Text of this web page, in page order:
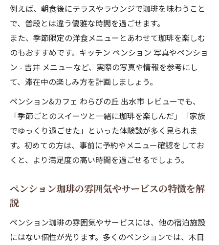
例えば、朝食後にテラスやラウンジで珈琲を味わうこと
で、普段とは違う優雅な時間を過ごせます。
また、季節限定の洋食メニューとあわせて珈琲を楽しむ
のもおすすめです。キッチン ペンション 写真やペンショ
ン - 吉井 メニューなど、実際の写真や情報を参考にし
て、滞在中の楽しみ方を計画しましょう。
ペンション&カフェ わらびの丘 出水市 レビューでも、
「季節ごとのスイーツと一緒に珈琲を楽しんだ」「家族
でゆっくり過ごせた」といった体験談が多く見られま
す。初めての方は、事前に予約やメニュー確認をしてお
くと、より満足度の高い時間を過ごせるでしょう。
ペンション珈琲の雰囲気やサービスの特徴を解
説
ペンション珈琲の雰囲気やサービスには、他の宿泊施設
にはない個性が光ります。多くのペンションでは、木目